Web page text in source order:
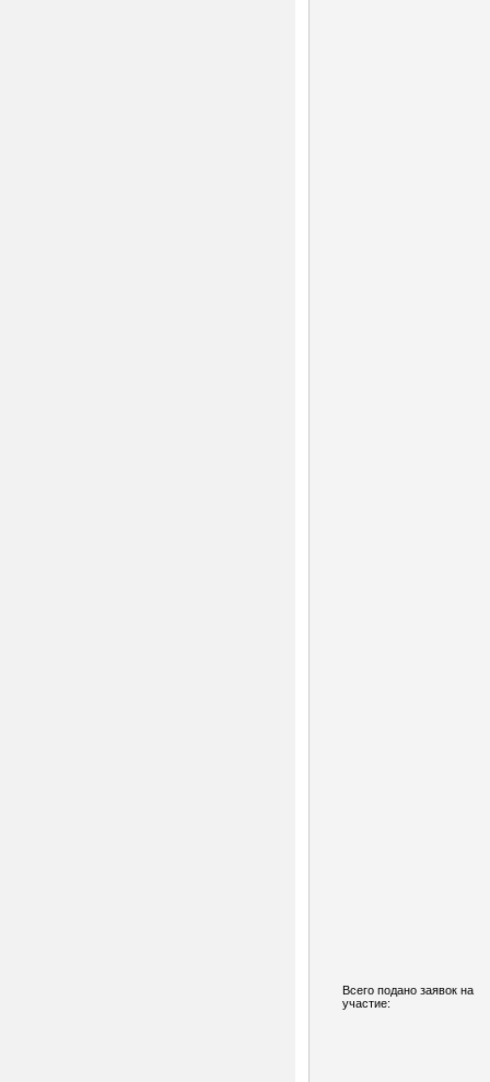
Всего подано заявок на
участие: